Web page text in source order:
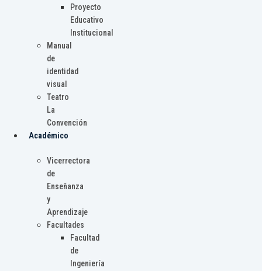
Proyecto
Educativo
Institucional
Manual
de
identidad
visual
Teatro
La
Convención
Académico
Vicerrectora
de
Enseñanza
y
Aprendizaje
Facultades
Facultad
de
Ingeniería